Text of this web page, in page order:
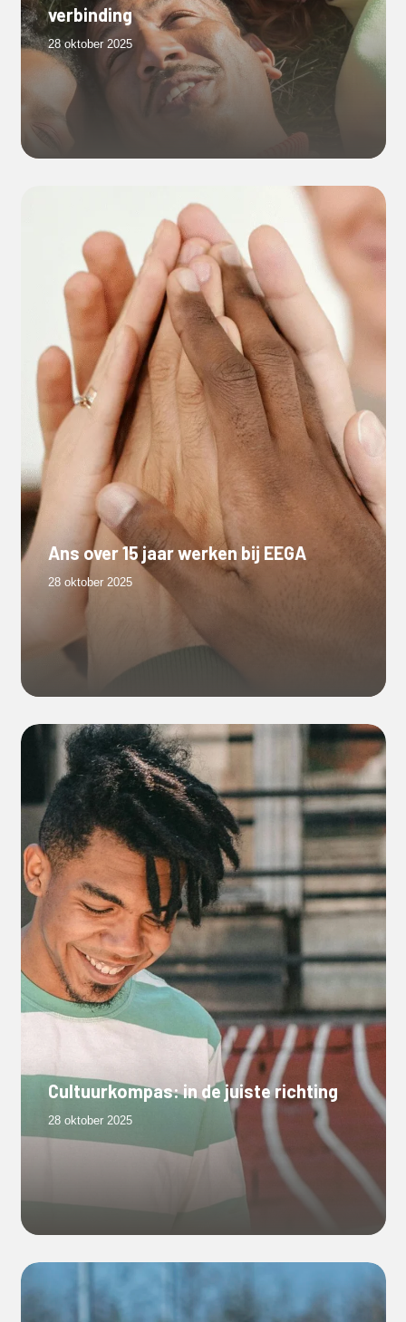
verbinding
28 oktober 2025
Ans over 15 jaar werken bij EEGA
28 oktober 2025
Cultuurkompas: in de juiste richting
28 oktober 2025